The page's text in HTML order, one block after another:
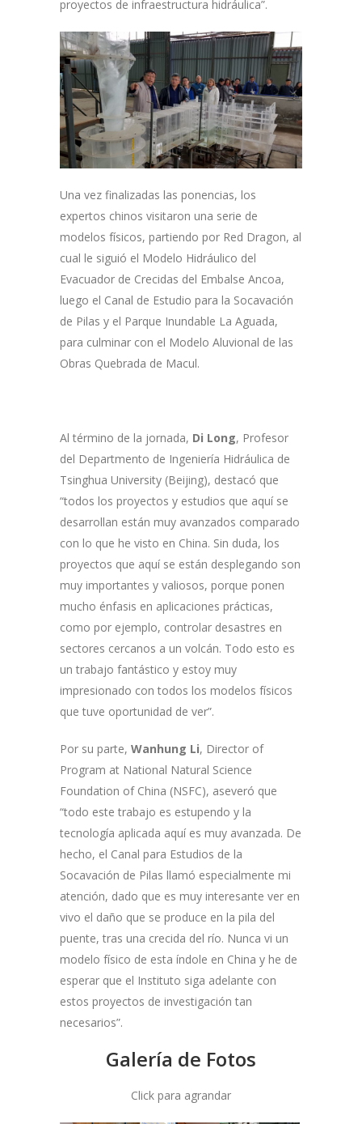
proyectos de infraestructura hidráulica”.
Una vez finalizadas las ponencias, los
expertos chinos visitaron una serie de
modelos físicos, partiendo por Red Dragon, al
cual le siguió el Modelo Hidráulico del
Evacuador de Crecidas del Embalse Ancoa,
luego el Canal de Estudio para la Socavación
de Pilas y el Parque Inundable La Aguada,
para culminar con el Modelo Aluvional de las
Obras Quebrada de Macul.
Al término de la jornada, Di Long, Profesor
del Departmento de Ingeniería Hidráulica de
Tsinghua University (Beijing), destacó que
“todos los proyectos y estudios que aquí se
desarrollan están muy avanzados comparado
con lo que he visto en China. Sin duda, los
proyectos que aquí se están desplegando son
muy importantes y valiosos, porque ponen
mucho énfasis en aplicaciones prácticas,
como por ejemplo, controlar desastres en
sectores cercanos a un volcán. Todo esto es
un trabajo fantástico y estoy muy
impresionado con todos los modelos físicos
que tuve oportunidad de ver”.
Por su parte, Wanhung Li, Director of
Program at National Natural Science
Foundation of China (NSFC), aseveró que
“todo este trabajo es estupendo y la
tecnología aplicada aquí es muy avanzada. De
hecho, el Canal para Estudios de la
Socavación de Pilas llamó especialmente mi
atención, dado que es muy interesante ver en
vivo el daño que se produce en la pila del
puente, tras una crecida del río. Nunca vi un
modelo físico de esta índole en China y he de
esperar que el Instituto siga adelante con
estos proyectos de investigación tan
necesarios”.
Galería de Fotos
Click para agrandar